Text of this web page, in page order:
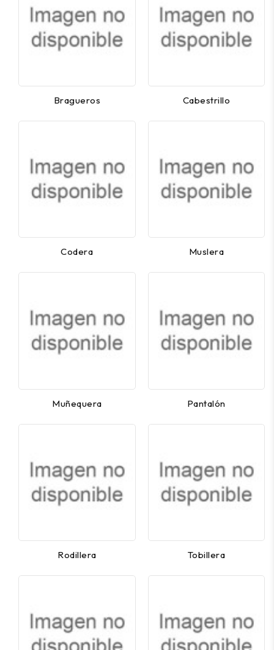
Bragueros Cabestrillo
Codera Muslera
Muñequera Pantalón
Rodillera Tobillera